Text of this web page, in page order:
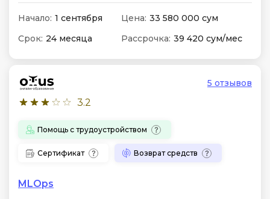
Начало: 1 сентября Цена: 33 580 000 сум
Срок: 24 месяца Рассрочка: 39 420 сум/мес
3.2
5 отзывов
Помощь с трудоустройством
Сертификат Возврат средств
MLOps